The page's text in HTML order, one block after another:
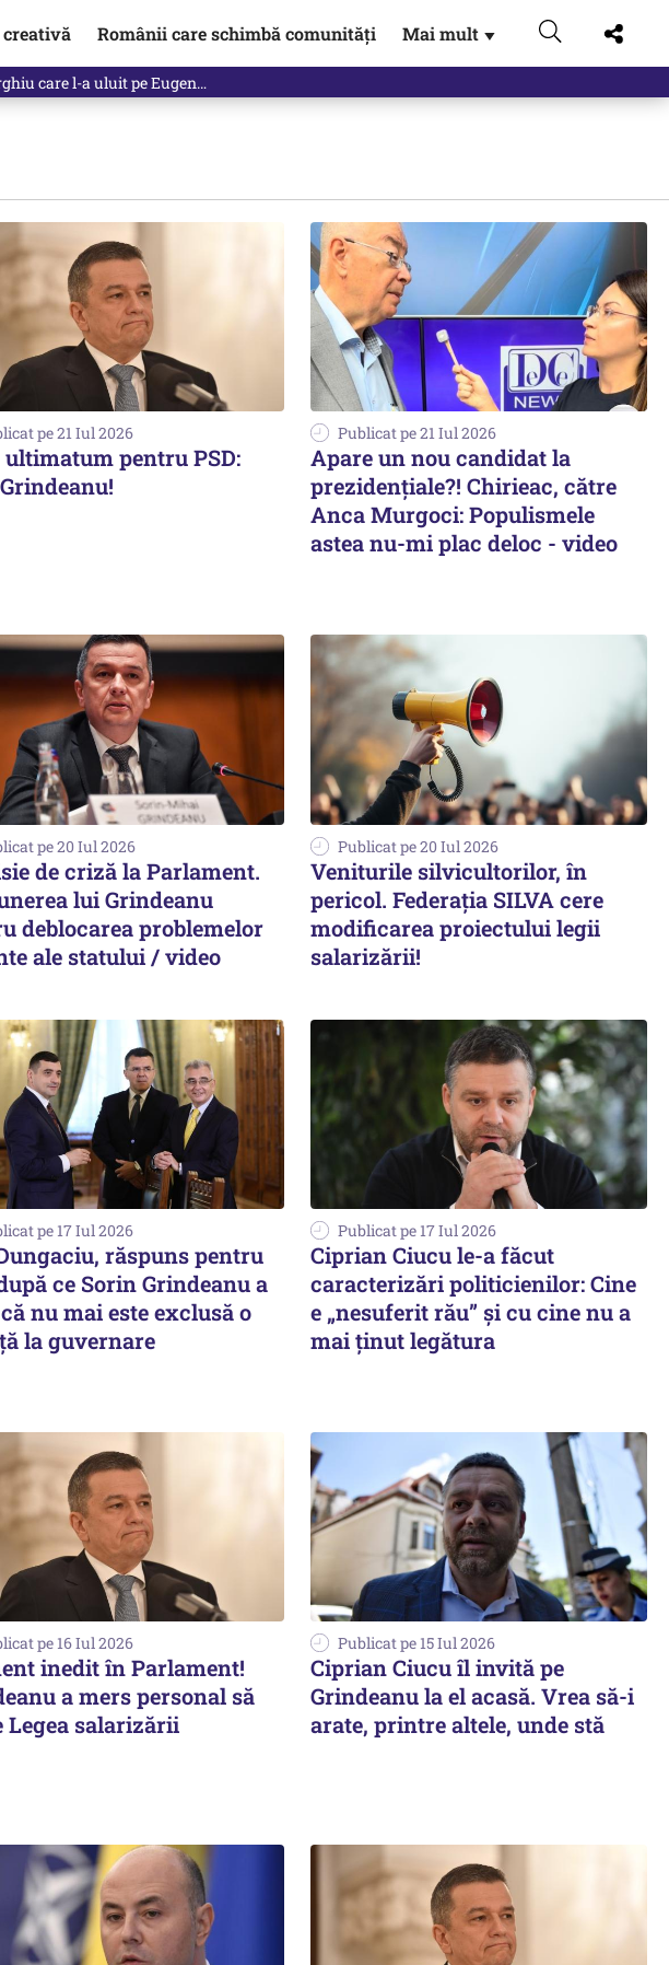
Românii care schimbă comunități Mai mult ▼
pentru toți românii
pe 21 Iul 2026
ultimatum pentru PSD:
Publicat pe 21 Iul 2026
Apare un nou candidat la
prezidențiale?! Chirieac, către
Anca Murgoci: Populismele
astea nu-mi plac deloc - video
pe 20 Iul 2026
de criză la Parlament.
lui Grindeanu
deblocarea problemelor
ale statului / video
Publicat pe 20 Iul 2026
Veniturile silvicultorilor, în
pericol. Federația SILVA cere
modificarea proiectului legii
salarizării!
pe 17 Iul 2026
răspuns pentru
ce Sorin Grindeanu a
nu mai este exclusă o
la guvernare
Publicat pe 17 Iul 2026
Ciprian Ciucu le-a făcut
caracterizări politicienilor: Cine
e „nesuferit rău” și cu cine nu a
mai ținut legătura
pe 16 Iul 2026
inedit în Parlament!
a mers personal să
Legea salarizării
Publicat pe 15 Iul 2026
Ciprian Ciucu îl invită pe
Grindeanu la el acasă. Vrea să-i
arate, printre altele, unde stă